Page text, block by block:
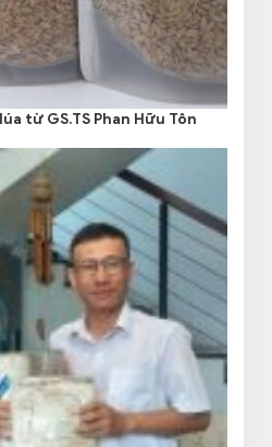
từ GS.TS Phan Hữu Tôn